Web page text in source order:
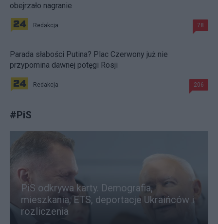
obejrzało nagranie
Redakcja 78
Parada słabości Putina? Plac Czerwony już nie
przypomina dawnej potęgi Rosji
Redakcja 206
#PiS
PiS odkrywa karty. Demografia,
mieszkania, ETS, deportacje Ukraińców i
rozliczenia